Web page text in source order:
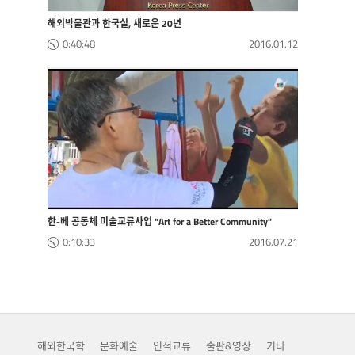
해외박물관과 한국실, 새로운 20년
0:40:48 2016.01.12
한-베 공동체 미술교류사업 “Art for a Better Community”
0:10:33 2016.07.21
해외한국학 문화예술 인적교류 출판&영상 기타